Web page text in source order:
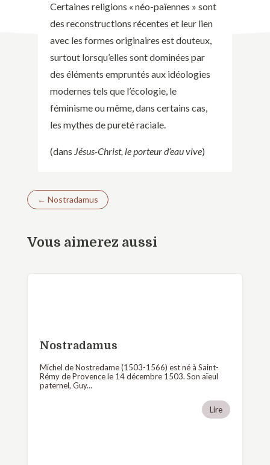
Certaines religions « néo-païennes » sont
des reconstructions récentes et leur lien
avec les formes originaires est douteux,
surtout lorsqu’elles sont dominées par
des éléments empruntés aux idéologies
modernes tels que l’écologie, le
féminisme ou même, dans certains cas,
les mythes de pureté raciale.
(dans Jésus-Christ, le porteur d’eau vive)
← Nostradamus
Vous aimerez aussi
Nostradamus
Michel de Nostredame (1503-1566) est né à Saint-
Rémy de Provence le 14 décembre 1503. Son aïeul
paternel, Guy...
Lire